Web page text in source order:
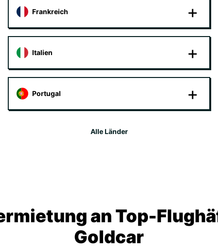
Frankreich
Italien
Portugal
Alle Länder
an Top-
Goldcar